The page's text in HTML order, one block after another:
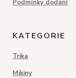
Podmínky dodání
KATEGORIE
Trika
Mikiny